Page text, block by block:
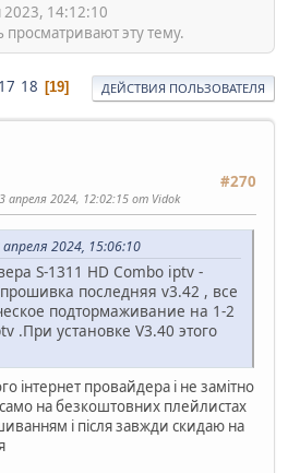
2023, 14:12:10
просматривают эту тему.
17 18 19 ДЕЙСТВИЯ ПОЛЬЗОВАТЕЛЯ
#270
апреля 2024, 12:02:15 от Vidok
2024, 15:06:10
S-1311 HD Combo iptv -
последняя v3.42 , все
подтормаживание на 1-2
.При установке V3.40 этого
інтернет провайдера і не замітно
на безкоштовних плейлистах
і після завжди скидаю на